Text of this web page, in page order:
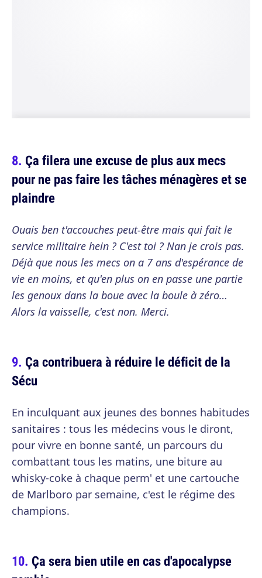
Ça filera une excuse de plus aux mecs
pour ne pas faire les tâches ménagères et se
plaindre
Ouais ben t'accouches peut-être mais qui fait le
service militaire hein ? C'est toi ? Nan je crois pas.
Déjà que nous les mecs on a 7 ans d'espérance de
vie en moins, et qu'en plus on en passe une partie
les genoux dans la boue avec la boule à zéro…
Alors la vaisselle, c'est non. Merci.
Ça contribuera à réduire le déficit de la
Sécu
En inculquant aux jeunes des bonnes habitudes
sanitaires : tous les médecins vous le diront,
pour vivre en bonne santé, un parcours du
combattant tous les matins, une biture au
whisky-coke à chaque perm' et une cartouche
de Marlboro par semaine, c'est le régime des
champions.
Ça sera bien utile en cas d'apocalypse